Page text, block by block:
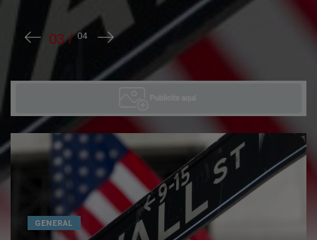
GENERAL